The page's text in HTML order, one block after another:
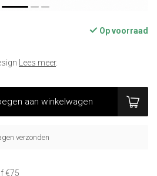
Op voorraad
Lees meer.
aan winkelwagen
verzonden
€75